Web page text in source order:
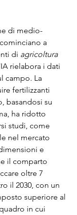
di medio-
a
di agricoltura
rielabora i dati
campo. La
fertilizzanti
basandosi su
ha ridotto
studi, come
nel mercato
e
il comparto
oltre 7
il 2030, con un
superiore al
in cui